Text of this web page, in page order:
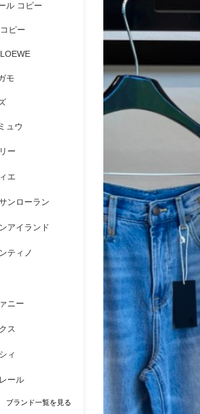
ル コピー
ピー
モ
ュウ
ー
エ
ンローラン
アイランド
ティノ
ニー
ス
ィ
ール
ブランド一覧を見る